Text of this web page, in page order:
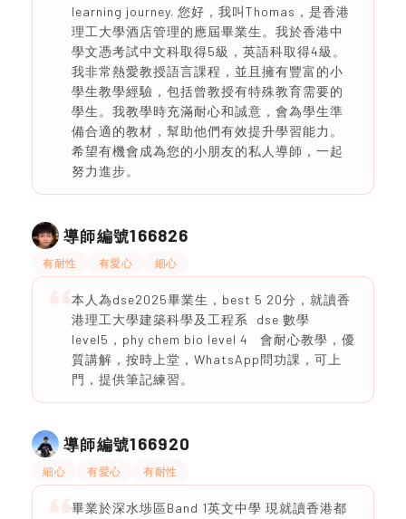
learning journey. 您好，我叫Thomas，是香港
理工大學酒店管理的應屆畢業生。我於香港中
學文憑考試中文科取得5級，英語科取得4級。
我非常熱愛教授語言課程，並且擁有豐富的小
學生教學經驗，包括曾教授有特殊教育需要的
學生。我教學時充滿耐心和誠意，會為學生準
備合適的教材，幫助他們有效提升學習能力。
希望有機會成為您的小朋友的私人導師，一起
努力進步。
導師編號166826
有耐性 有愛心 細心
本人為dse2025畢業生，best 5 20分，就讀香
港理工大學建築科學及工程系 dse 數學
level5，phy chem bio level 4 會耐心教學，優
質講解，按時上堂，WhatsApp問功課，可上
門，提供筆記練習。
導師編號166920
細心 有愛心 有耐性
畢業於深水埗區Band 1英文中學 現就讀香港都